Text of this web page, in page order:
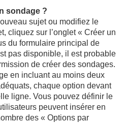
sondage ?
sujet ou modifiez le
cliquez sur l’onglet « Créer un
du formulaire principal de
pas disponible, il est probable
de créer des sondages.
en incluant au moins deux
chaque option devant
ligne. Vous pouvez définir le
peuvent insérer en
des « Options par